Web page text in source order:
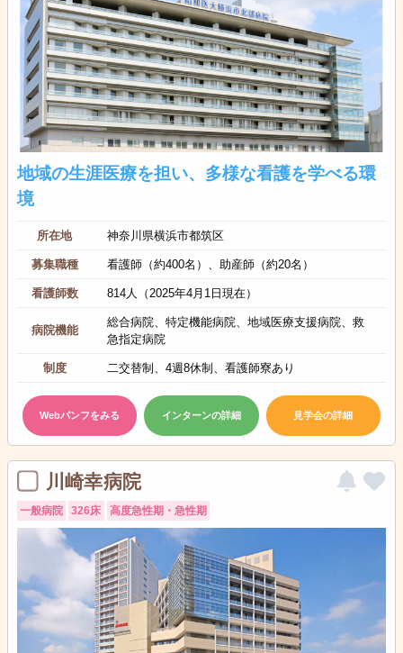
地域の生涯医療を担い、多様な看護を学べる環
境
所在地 神奈川県横浜市都筑区
募集職種 看護師（約400名）、助産師（約20名）
看護師数 814人（2025年4月1日現在）
病院機能
総合病院、特定機能病院、地域医療支援病院、救
急指定病院
制度 二交替制、4週8休制、看護師寮あり
Webパンフをみる インターンの詳細 見学会の詳細
川崎幸病院
一般病院 326床 高度急性期・急性期